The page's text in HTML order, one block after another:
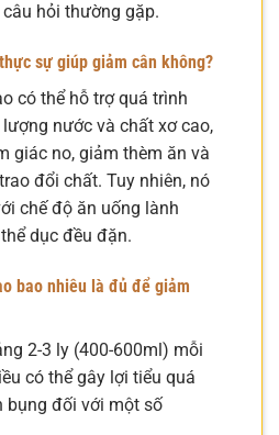
hỏi thường gặp.
sự giúp giảm cân không?
có thể hỗ trợ quá trình
nước và chất xơ cao,
giác no, giảm thèm ăn và
đổi chất. Tuy nhiên, nó
chế độ ăn uống lành
dục đều đặn.
bao nhiêu là đủ để giảm
2-3 ly (400-600ml) mỗi
có thể gây lợi tiểu quá
bụng đối với một số